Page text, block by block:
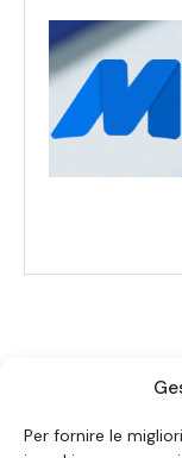
Per fornire le